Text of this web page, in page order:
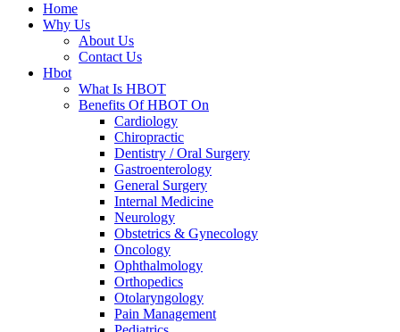
Home
Why Us
About Us
Contact Us
Hbot
What Is HBOT
Benefits Of HBOT On
Cardiology
Chiropractic
Dentistry / Oral Surgery
Gastroenterology
General Surgery
Internal Medicine
Neurology
Obstetrics & Gynecology
Oncology
Ophthalmology
Orthopedics
Otolaryngology
Pain Management